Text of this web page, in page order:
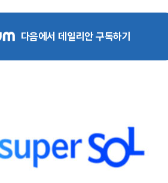
다음에서 데일리안 구독하기